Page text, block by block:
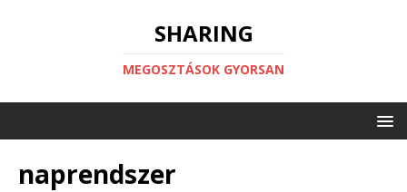
SHARING
MEGOSZTÁSOK GYORSAN
naprendszer